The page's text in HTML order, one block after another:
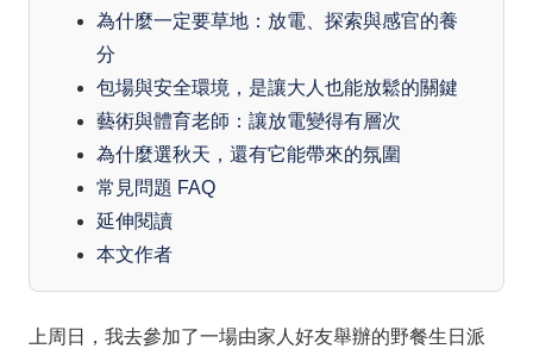
為什麼一定要草地：放電、探索與感官的養
分
包場與安全環境，是讓大人也能放鬆的關鍵
藝術與體育老師：讓放電變得有層次
為什麼選秋天，還有它能帶來的氛圍
常見問題 FAQ
延伸閱讀
本文作者
上周日，我去參加了一場由家人好友舉辦的野餐生日派